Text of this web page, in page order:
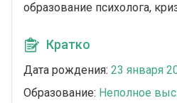
образование психолога,
Кратко
Дата рождения: 23 января
Образование: Неполное